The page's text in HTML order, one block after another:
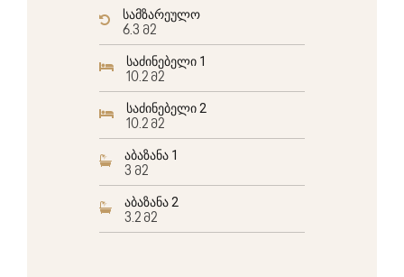
სამზარეულო
6.3 მ2
საძინებელი 1
10.2 მ2
საძინებელი 2
10.2 მ2
აბაზანა 1
3 მ2
აბაზანა 2
3.2 მ2